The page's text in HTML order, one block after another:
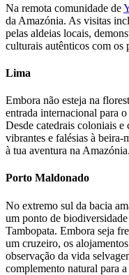
Na remota comunidade de
da Amazónia. As visitas
pelas aldeias locais,
culturais autênticos com os
Lima
Embora não esteja na
entrada internacional para
Desde catedrais coloniais e
vibrantes e falésias à
à tua aventura na Amazónia.
Porto Maldonado
No extremo sul da bacia
um ponto de
Tambopata. Embora seja
um cruzeiro, os
observação da vida
complemento natural para